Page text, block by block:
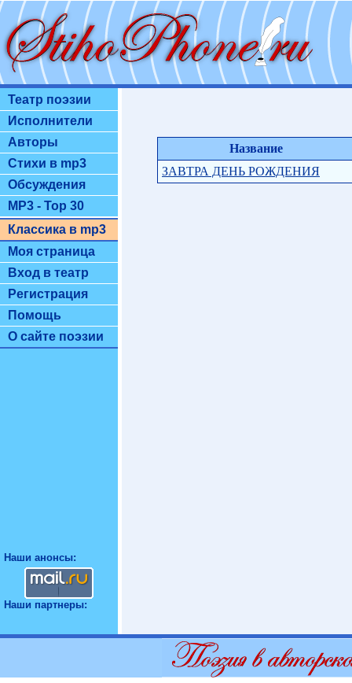
Театр поэзии
Исполнители
Авторы
Стихи в mp3
Обсуждения
MP3 - Top 30
Классика в mp3
Моя страница
Вход в театр
Регистрация
Помощь
О сайте поэзии
Наши анонсы:
Наши партнеры:
Название
ЗАВТРА ДЕНЬ РОЖДЕНИЯ